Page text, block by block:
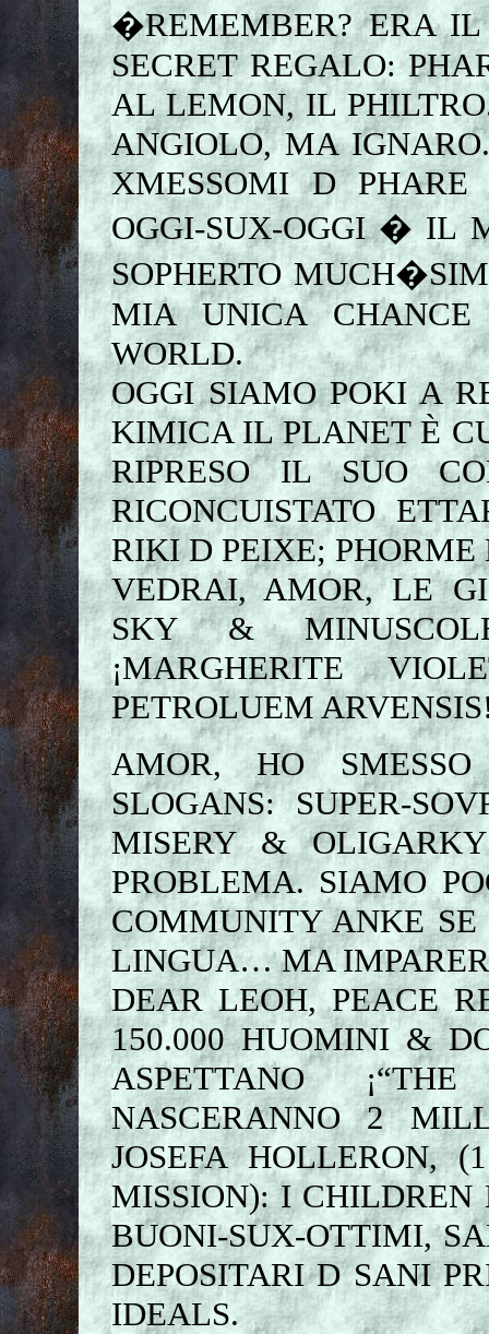
�REMEMBER? ERA IL
SECRET REGALO:
AL LEMON, IL
ANGIOLO, MA
XMESSOMI D
OGGI-SUX-OGGI � IL
SOPHERTO
MIA UNICA
WORLD.
OGGI SIAMO POKI A
KIMICA IL PLANET È
RIPRESO IL SUO
RICONCUISTATO
RIKI D PEIXE; PHORME
VEDRAI, AMOR, LE
SKY &
¡MARGHERITE
PETROLUEM
AMOR, HO
SLOGANS: SUPER-
MISERY &
PROBLEMA. SIAMO
COMMUNITY ANKE
LINGUA… MA
DEAR LEOH, PEACE
150.000 HUOMINI &
ASPETTANO
NASCERANNO 2
JOSEFA HOLLERON,
MISSION): I CHILDREN
BUONI-SUX-OTTIMI,
DEPOSITARI D SANI
IDEALS.